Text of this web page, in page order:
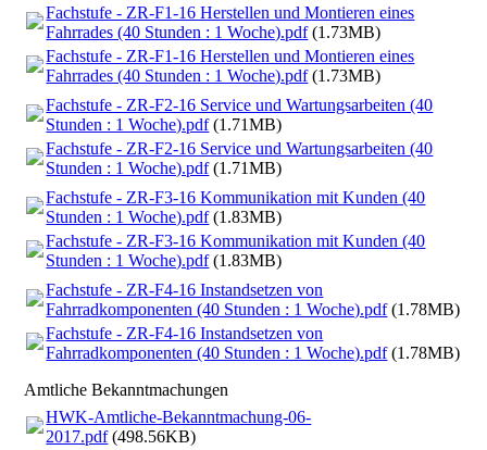
Fachstufe - ZR-F1-16 Herstellen und Montieren eines
Fahrrades (40 Stunden : 1 Woche).pdf(1.73MB)
Fachstufe - ZR-F1-16 Herstellen und Montieren eines
Fahrrades (40 Stunden : 1 Woche).pdf(1.73MB)
Fachstufe - ZR-F2-16 Service und Wartungsarbeiten (40
Stunden : 1 Woche).pdf(1.71MB)
Fachstufe - ZR-F2-16 Service und Wartungsarbeiten (40
Stunden : 1 Woche).pdf(1.71MB)
Fachstufe - ZR-F3-16 Kommunikation mit Kunden (40
Stunden : 1 Woche).pdf(1.83MB)
Fachstufe - ZR-F3-16 Kommunikation mit Kunden (40
Stunden : 1 Woche).pdf(1.83MB)
Fachstufe - ZR-F4-16 Instandsetzen von
Fahrradkomponenten (40 Stunden : 1 Woche).pdf(1.78MB)
Fachstufe - ZR-F4-16 Instandsetzen von
Fahrradkomponenten (40 Stunden : 1 Woche).pdf(1.78MB)
Amtliche Bekanntmachungen
HWK-Amtliche-Bekanntmachung-06-
2017.pdf(498.56KB)